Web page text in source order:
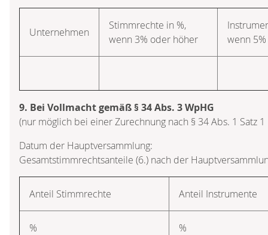
Unternehmen
Stimmrechte in %,
wenn 3% oder höher
wenn
9. Bei Vollmacht gemäß § 34 Abs. 3 WpHG
(nur möglich bei einer Zurechnung nach § 34 Abs. 1 Satz
Datum der Hauptversammlung:
Gesamtstimmrechtsanteile (6.) nach der
Anteil Stimmrechte Anteil Instrumente
% %